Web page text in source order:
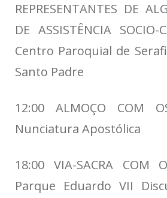
REPRESENTANTES DE
DE ASSISTÊNCIA SOCIO-
Centro Paroquial de
Santo Padre
12:00 ALMOÇO COM
Nunciatura Apostólica
18:00 VIA-SACRA COM
Parque Eduardo VII